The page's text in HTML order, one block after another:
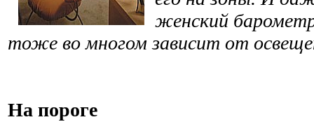
женский
тоже во многом зависит от
На пороге